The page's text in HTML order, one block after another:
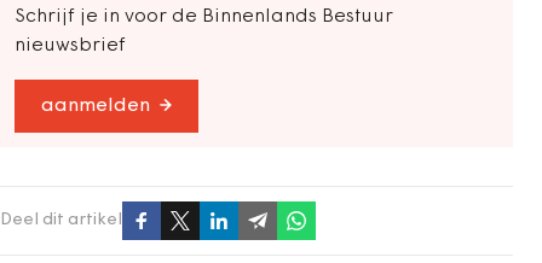
Schrijf je in voor de Binnenlands Bestuur
nieuwsbrief
aanmelden
Deel dit artikel